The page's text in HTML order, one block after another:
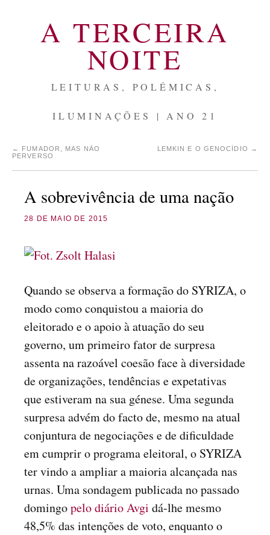
A TERCEIRA
NOITE
LEITURAS, POLÉMICAS,
ILUMINAÇÕES | ANO 21
←
FUMADOR, MAS NÃO
PERVERSO
LEMKIN E O GENOCÍDIO →
A sobrevivência de uma nação
28 DE MAIO DE 2015
Quando se observa a formação do SYRIZA, o
modo como conquistou a maioria do
eleitorado e o apoio à atuação do seu
governo, um primeiro fator de surpresa
assenta na razoável coesão face à diversidade
de organizações, tendências e expetativas
que estiveram na sua génese. Uma segunda
surpresa advém do facto de, mesmo na atual
conjuntura de negociações e de dificuldade
em cumprir o programa eleitoral, o SYRIZA
ter vindo a ampliar a maioria alcançada nas
urnas. Uma sondagem publicada no passado
domingopelo diário Avgi dá-lhe mesmo
48,5% das intenções de voto, enquanto o